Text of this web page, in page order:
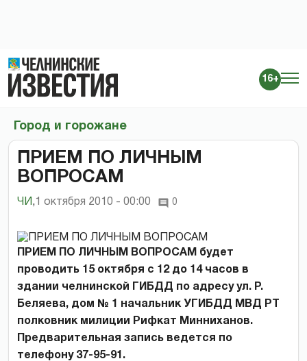
16+
Город и горожане
ПРИЕМ ПО ЛИЧНЫМ
ВОПРОСАМ
ЧИ , 1 октября 2010 - 00:00 0
ПРИЕМ ПО ЛИЧНЫМ ВОПРОСАМ будет
проводить 15 октября с 12 до 14 часов в
здании челнинской ГИБДД по адресу ул. Р.
Беляева, дом № 1 начальник УГИБДД МВД РТ
полковник милиции Рифкат Минниханов.
Предварительная запись ведется по
телефону 37-95-91.